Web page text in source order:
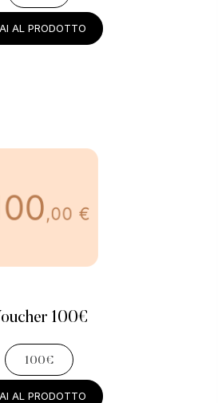
AL PRODOTTO
100€
100€
AL PRODOTTO